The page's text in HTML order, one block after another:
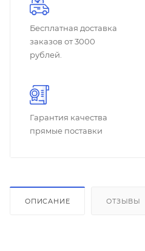
Бесплатная доставка
заказов от 3000
рублей.
Гарантия качества
прямые поставки
ОПИСАНИЕ ОТЗЫВЫ